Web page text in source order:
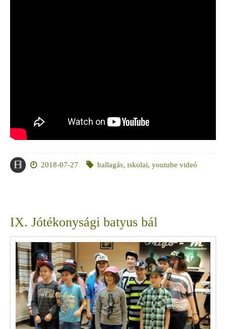
2018-07-27 ballagás, iskolai, youtube videó
IX. Jótékonysági batyus bál